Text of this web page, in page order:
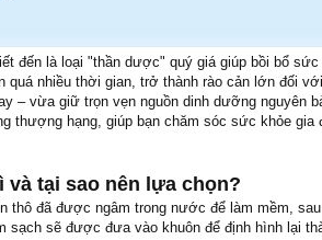
đến là loại "thần dược" quý giá giúp bồi bổ
quá nhiều thời gian, trở thành rào cản lớn đối
– vừa giữ trọn vẹn nguồn dinh dưỡng nguyên
thượng hạng, giúp bạn chăm sóc sức khỏe
và tại sao nên lựa chọn?
thô đã được ngâm trong nước để làm mềm,
sạch sẽ được đưa vào khuôn để định hình lại